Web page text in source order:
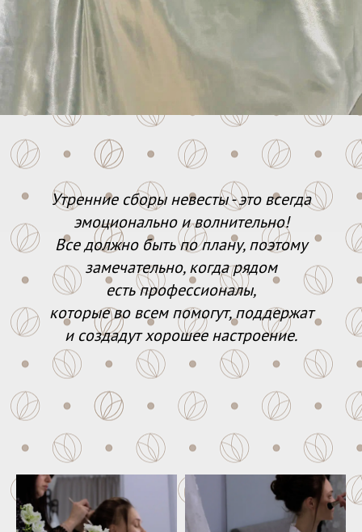
Утренние сборы невесты - это всегда
эмоционально и волнительно!
Все должно быть по плану, поэтому
замечательно, когда рядом
есть профессионалы,
которые во всем помогут, поддержат
и создадут хорошее настроение.